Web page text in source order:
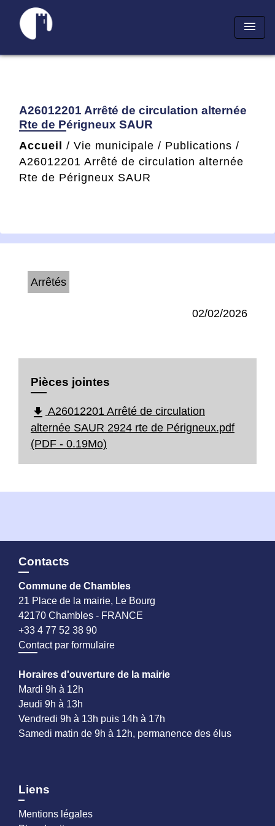
menu
A26012201 Arrêté de circulation alternée
Rte de Périgneux SAUR
Accueil / Vie municipale / Publications /
A26012201 Arrêté de circulation alternée
Rte de Périgneux SAUR
Arrêtés
02/02/2026
Pièces jointes
file_download A26012201 Arrêté de circulation
alternée SAUR 2924 rte de Périgneux.pdf
(PDF - 0.19Mo)
Contacts
Commune de Chambles
21 Place de la mairie, Le Bourg
42170 Chambles - FRANCE
+33 4 77 52 38 90
Contact par formulaire
Horaires d'ouverture de la mairie
Mardi 9h à 12h
Jeudi 9h à 13h
Vendredi 9h à 13h puis 14h à 17h
Samedi matin de 9h à 12h, permanence des élus
Liens
Mentions légales